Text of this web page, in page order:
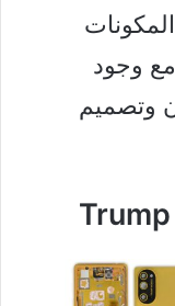
مع وجود
وتصميم